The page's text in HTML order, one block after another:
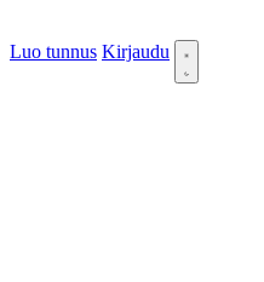
Luo tunnus Kirjaudu